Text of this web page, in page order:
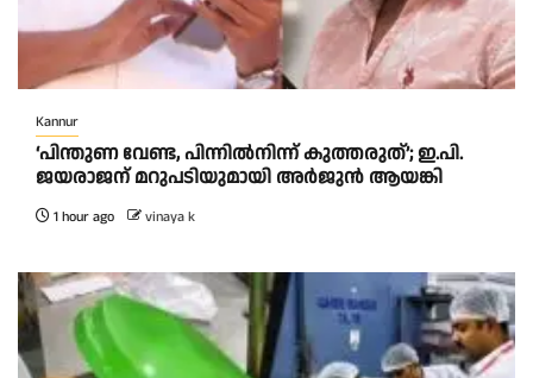
Kannur
‘പിന്തുണ വേണ്ട, പിന്നിൽനിന്ന് കുത്തരുത്’; ഇ.പി.
ജയരാജന് മറുപടിയുമായി അർജുൻ ആയങ്കി
1 hour ago vinaya k